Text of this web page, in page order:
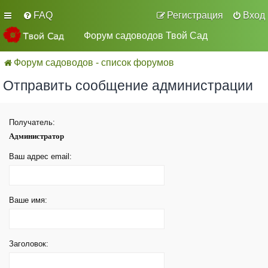
FAQ Вход
Регистрация
Форум садоводов Твой Сад
Форум садоводов - список форумов
Отправить сообщение администрации
Получатель:
Администратор
Ваш адрес email:
Ваше имя:
Заголовок: